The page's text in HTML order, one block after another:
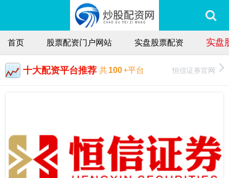
首页 股票配资门户网站 实盘股票配资 实盘
十大配资平台推荐 共100+平台 恒信证券官网